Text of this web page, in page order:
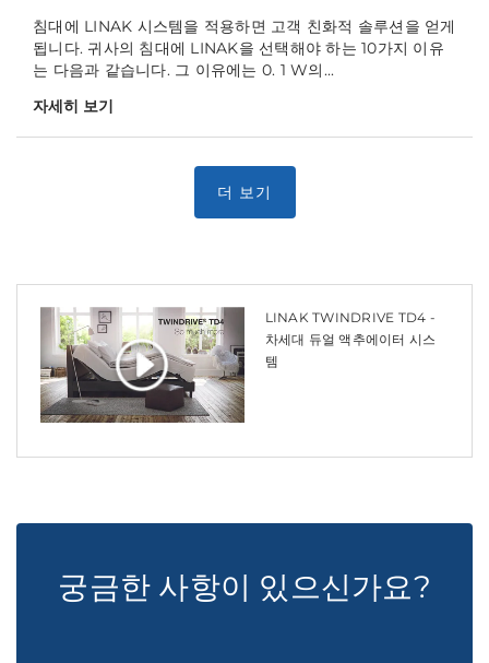
침대에 LINAK 시스템을 적용하면 고객 친화적 솔루션을 얻게
됩니다. 귀사의 침대에 LINAK을 선택해야 하는 10가지 이유
는 다음과 같습니다. 그 이유에는 0. 1 W의...
자세히 보기
LINAK TWINDRIVE TD4 -
차세대 듀얼 액추에이터 시스
템
궁금한 사항이 있으신가요?